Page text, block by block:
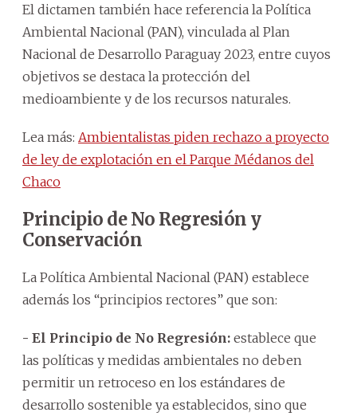
El dictamen también hace referencia la Política
Ambiental Nacional (PAN), vinculada al Plan
Nacional de Desarrollo Paraguay 2023, entre cuyos
objetivos se destaca la protección del
medioambiente y de los recursos naturales.
Lea más: Ambientalistas piden rechazo a proyecto
de ley de explotación en el Parque Médanos del
Chaco
Principio de No Regresión y
Conservación
La Política Ambiental Nacional (PAN) establece
además los “principios rectores” que son:
- El Principio de No Regresión: establece que
las políticas y medidas ambientales no deben
permitir un retroceso en los estándares de
desarrollo sostenible ya establecidos, sino que